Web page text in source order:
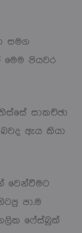
සමග
මෙම පියවර
සාකච්ඡා
ඇය කියා
වෙන්වීමට
පා.ම
ෆේස්බුක්